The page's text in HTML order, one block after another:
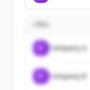
Company A
Company B